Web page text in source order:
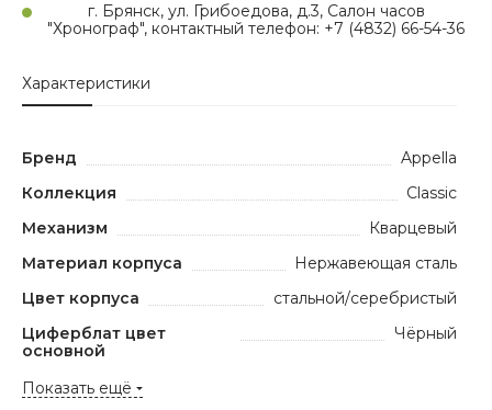
г. Брянск, ул. Грибоедова, д.3, Салон часов
"Хронограф", контактный телефон: +7 (4832) 66-54-36
Характеристики
Бренд
Appella
Коллекция
Classic
Механизм
Кварцевый
Материал корпуса
Нержавеющая сталь
Цвет корпуса
стальной/серебристый
Циферблат цвет
основной
Чёрный
Показать ещё